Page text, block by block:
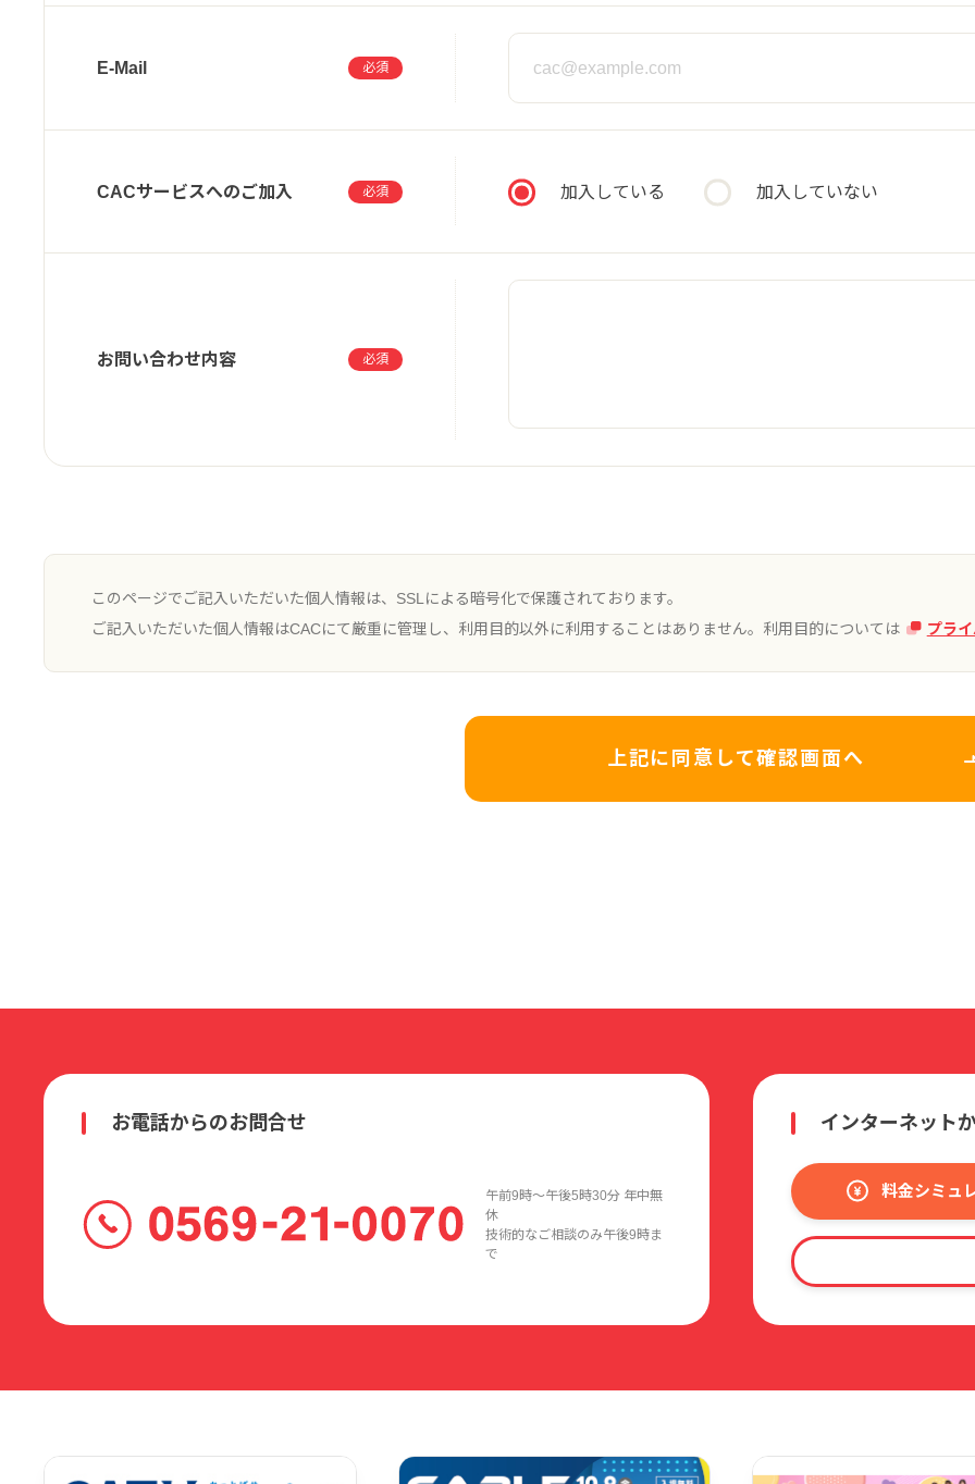
会員などは、デジタルアーツから事前の文書による承諾を受けた場合を除いて、本プログラムの全部
与、翻訳、翻案、使用許諾しないことに同意するものとします。
ものとします。万一、会員などの改変、改造などにより、本プログラムになんらかの欠陥や障害が生
本プログラムの使用許諾は、「i-フィルター 6.0」サービス提供が終了した場合、ただちに終了します
ムの複製物をすべて消去しなければなりません。
デジタルアーツは、会員などの本プログラムの使用により、会員などまたは会員など以外の第三者に
コンピュータの誤動作または機能障害を含むいかなる種類の結果的、特別的、派生的または間接的な
いかなる法的責任を負いません。たとえ、デジタルアーツが損害の発生の可能性について示唆されて
ます。デジタルアーツは、本プログラムの性能および機能が会員などの使用目的に合致していること
ラムに関するいっさいの保証もいたしません。
年額版のご利用にあたって初年度会費の10%、更新会費の20%を会員特典の充実にあてるものとします
第7条 会費について
会費については、デジタルアーツのウェブサイト（http://www.daj.jp/）またはデジタルアーツに代わ
覧ください。一度支払われた会費は、理由のいかを問わず会員に返還されないものとします。
E-Mail 必須
CACサービスへのご加入 必須 加入している 加入していない
お問い合わせ内容 必須
このページでご記入いただいた個人情報は、SSLによる暗号化で保護されております。
ご記入いただいた個人情報はCACにて厳重に管理し、利用目的以外に利用することはありません。利用目的については
プラ
上記に同意して確認画面へ
お電話からのお問合せ
午前9時〜午後5時30分 年中無
休
技術的なご相談のみ午後9時ま
で
インターネット
料金シミュ